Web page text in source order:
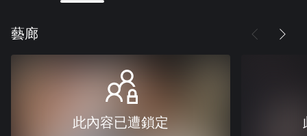
藝廊
此內容已遭鎖定